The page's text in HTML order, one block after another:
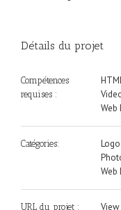
Détails du projet
Compétences
requises :
Web
Catégories:
Logo
Web
URL du projet :